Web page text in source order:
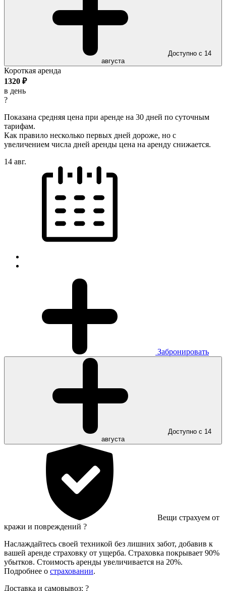
Доступно с 14
августа
Короткая аренда
1320 ₽
в день
?
Показана средняя цена при аренде на 30 дней по суточным
тарифам.
Как правило несколько первых дней дороже, но с
увеличением числа дней аренды цена на аренду снижается.
14 авг.
Забронировать
Доступно с 14
августа
Вещи страхуем от
кражи и повреждений ?
Наслаждайтесь своей техникой без лишних забот, добавив к
вашей аренде страховку от ущерба. Страховка покрывает 90%
убытков. Стоимость аренды увеличивается на 20%.
Подробнее о страховании.
Доставка и самовывоз: ?